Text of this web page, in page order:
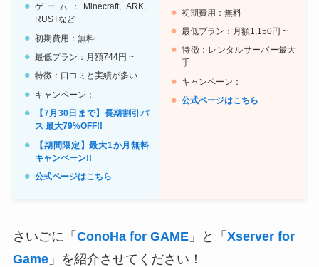
ゲーム：Minecraft, ARK,
RUSTなど
初期費用：無料
最低プラン：月額744円 ~
特徴：口コミと実績が多い
キャンペーン：
【7月30日まで】長期割引パ
ス 最大79%OFF!!
【期間限定】最大1か月無料
キャンペーン!!
公式ページはこちら
初期費用：無料
最低プラン：月額1,150円 ~
特徴：レンタルサーバー最大
手
キャンペーン：
公式ページはこちら
さいごに「 ConoHa for GAME」と「 Xserver for
Game」を紹介させてください！